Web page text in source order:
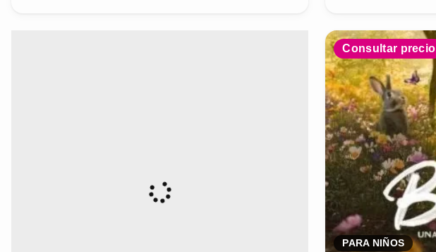
Consultar precio
PARA NIÑOS